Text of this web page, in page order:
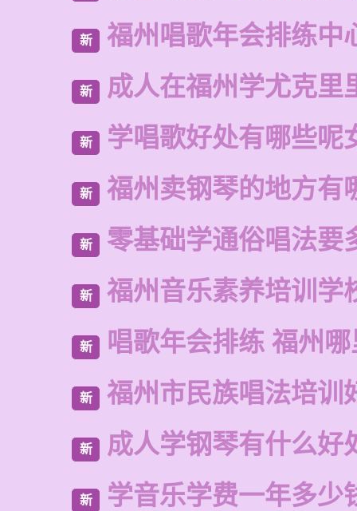
新 福州唱歌年会排练中
新 成人在福州学尤克里
新 学唱歌好处有哪些呢
新 福州卖钢琴的地方有
新 零基础学通俗唱法要
新 福州音乐素养培训学
新 唱歌年会排练 福州
新 福州市民族唱法培训
新 成人学钢琴有什么好
新 学音乐学费一年多少